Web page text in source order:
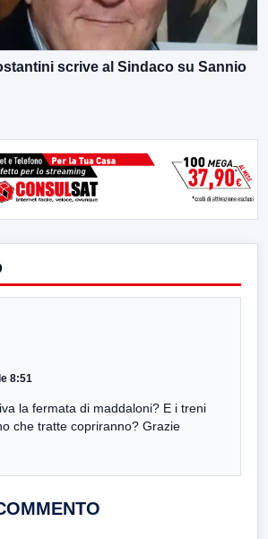
scrive al Sindaco su Sannio
8:51
la fermata di maddaloni? E i treni
che tratte copriranno? Grazie